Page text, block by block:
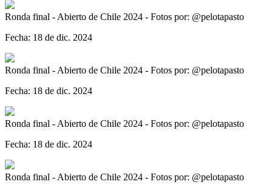
Ronda final - Abierto de Chile 2024 - Fotos por: @pelotapasto
Fecha: 18 de dic. 2024
Ronda final - Abierto de Chile 2024 - Fotos por: @pelotapasto
Fecha: 18 de dic. 2024
Ronda final - Abierto de Chile 2024 - Fotos por: @pelotapasto
Fecha: 18 de dic. 2024
Ronda final - Abierto de Chile 2024 - Fotos por: @pelotapasto